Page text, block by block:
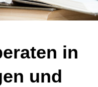
in
und